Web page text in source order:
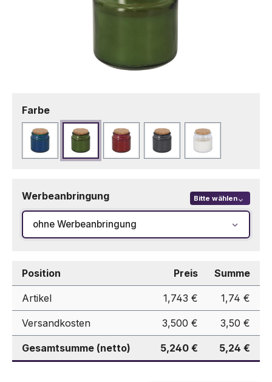
Farbeauswählen
Blau Dunkelgrün
Rot Schwarz Transparent
Werbeanbringung Bitte wählen
ohne Werbeanbringung
Position Preis Summe
Artikel 1,743 € 1,74 €
Versandkosten 3,500 € 3,50 €
Gesamtsumme (netto) 5,240 € 5,24 €